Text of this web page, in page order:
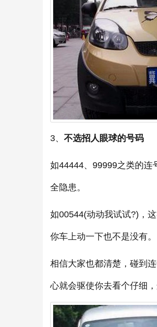
3、 不选招人眼球的号码
如44444、99999之类的连
全隐患。
如00544(动动我试试?)，
你车上动一下也不是没有。
相信大家也都清楚，碰到
心就会驱使你去看个仔细